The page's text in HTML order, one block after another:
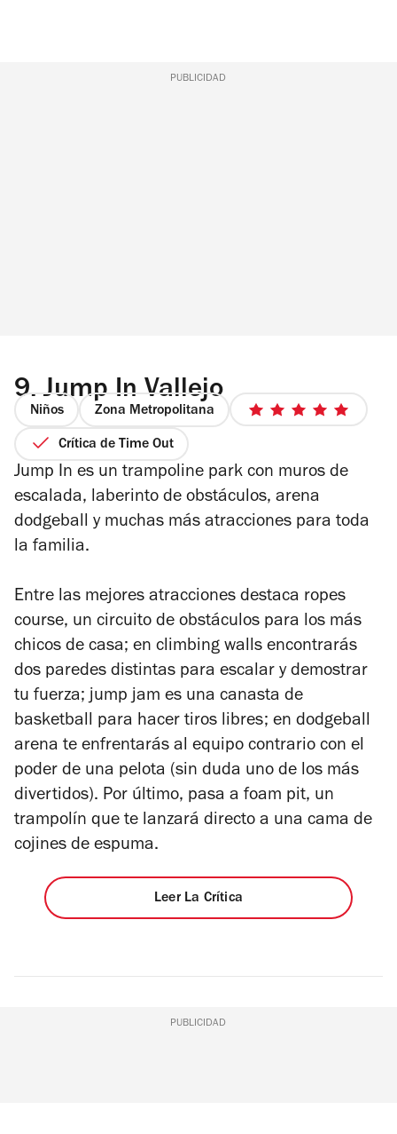
PUBLICIDAD
9. Jump In Vallejo
Niños Zona Metropolitana
5
Crítica de Time Out
Jump In es un trampoline park con muros de
escalada, laberinto de obstáculos, arena
dodgeball y muchas más atracciones para toda
la familia.
Entre las mejores atracciones destaca ropes
course, un circuito de obstáculos para los más
chicos de casa; en climbing walls encontrarás
dos paredes distintas para escalar y demostrar
tu fuerza; jump jam es una canasta de
basketball para hacer tiros libres; en dodgeball
arena te enfrentarás al equipo contrario con el
poder de una pelota (sin duda uno de los más
divertidos). Por último, pasa a foam pit, un
trampolín que te lanzará directo a una cama de
cojines de espuma.
Leer La Crítica
PUBLICIDAD